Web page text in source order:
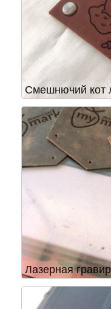
Смешнючий кот
Лазерная